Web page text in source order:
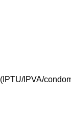
(IPTU/IPVA/